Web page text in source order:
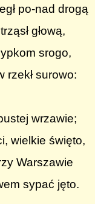
po-nad drogą
głową,
srogo,
rzekł surowo:
wrzawie;
wielkie święto,
Warszawie
sypać jęto.